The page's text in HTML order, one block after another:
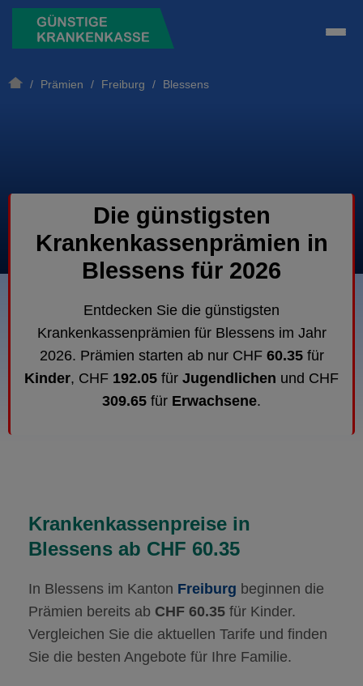
/ Prämien / Freiburg / Blessens
Die günstigsten
Krankenkassenprämien in
Blessens für 2026
Entdecken Sie die günstigsten
Krankenkassenprämien für Blessens im Jahr
2026. Prämien starten ab nur CHF 60.35für
Kinder, CHF 192.05 für Jugendlichen und CHF
309.65 für Erwachsene.
Krankenkassenpreise in
Blessens ab CHF 60.35
In Blessens im Kanton Freiburg beginnen die
Prämien bereits ab CHF 60.35 für Kinder.
Vergleichen Sie die aktuellen Tarife und finden
Sie die besten Angebote für Ihre Familie.